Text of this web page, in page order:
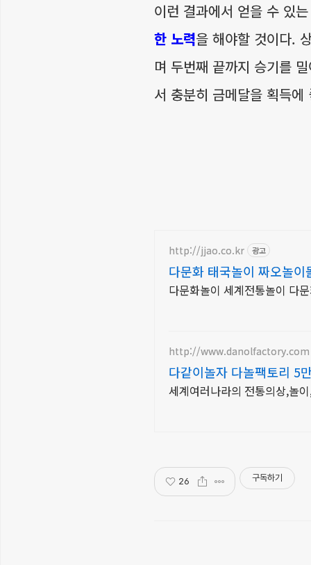
이런 결과에서 얻을 수 있
한 노력을 해야할 것이다.
며 두번째 끝까지 승기를
서 충분히 금메달을 획득
http://jjao.co.kr 광고
다문화 태국놀이 짜오놀이
다문화놀이 세계전통놀이 다
http://www.danolfactory.com
다같이놀자 다놀팩토리 5
세계여러나라의 전통의상,놀
26 구독하기